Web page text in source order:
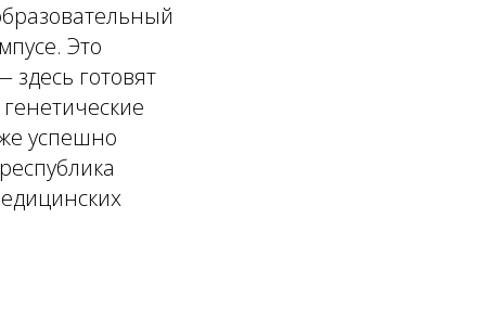
Это
готовят
успешно